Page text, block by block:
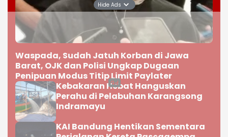
Waspada, Sudah Jatuh Korban di Jawa
Barat, OJK dan Polisi Ungkap Dugaan
Penipuan Modus Titip Limit Paylater
Kebakaran Hebat Hanguskan
Perahu di Pelabuhan Karangsong
Indramayu
KAI Bandung Hentikan Sementara
Hide Ads